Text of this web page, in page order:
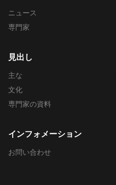
ニュース
専門家
見出し
主な
文化
専門家の資料
インフォメーション
お問い合わせ